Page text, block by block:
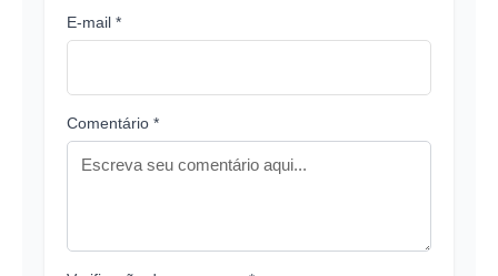
E-mail *
Comentário *